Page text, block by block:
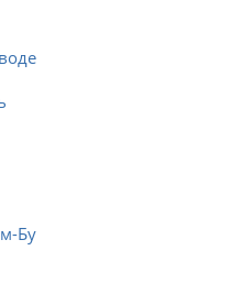
Бу